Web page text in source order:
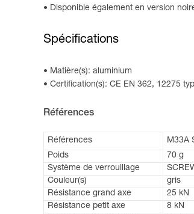
Disponible également en version
Spécifications
Matière(s): aluminium
Certification(s): CE EN 362, 12275
Références
Références M33A
Poids
70 g
Système de verrouillage
Couleur(s)
gris
Résistance grand axe
25 kN
Résistance petit axe
8 kN